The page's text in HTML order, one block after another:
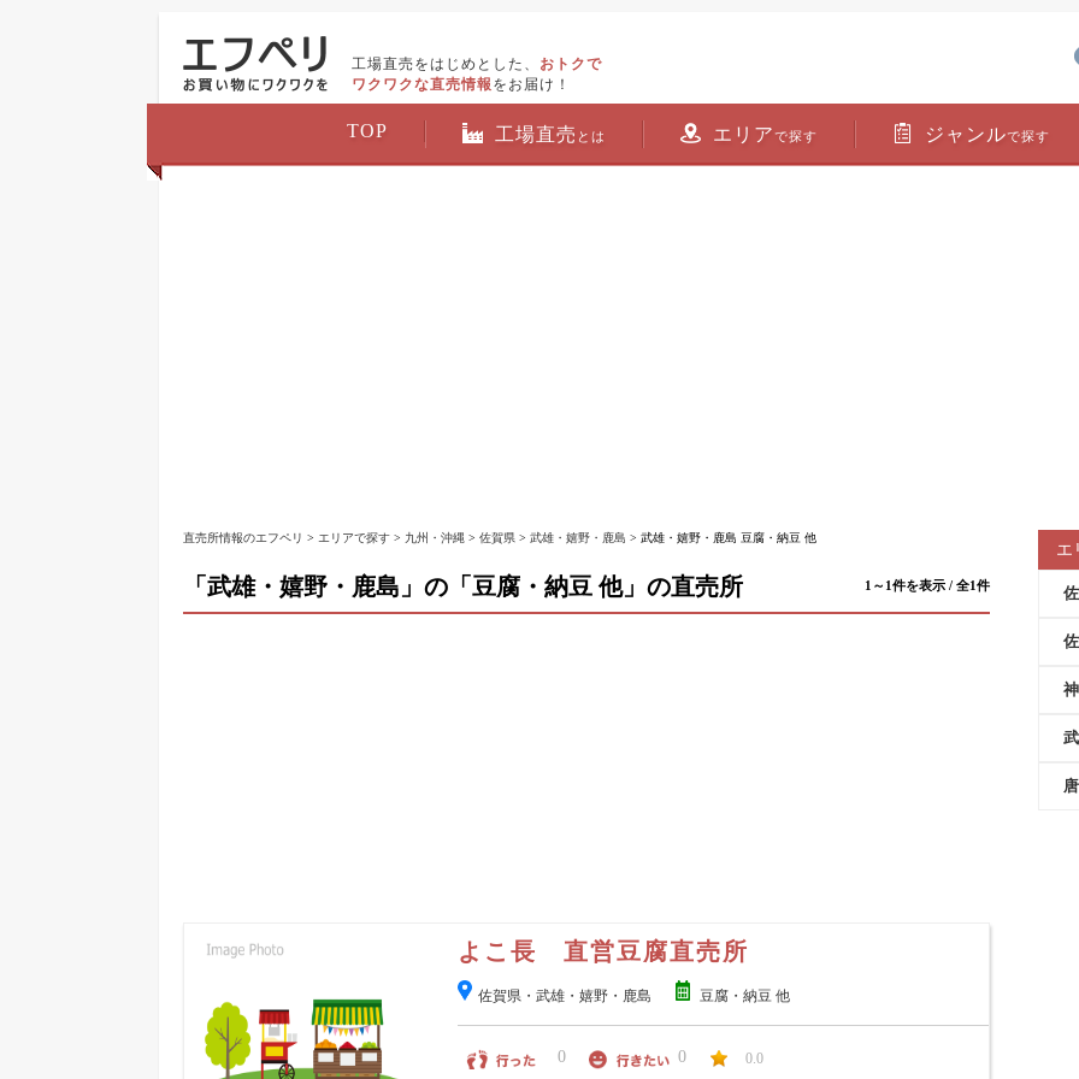
工場直売をはじめとした、 おトクで
ワクワクな直売情報 をお届け！
TOP 工場直売 とは エリアで探す ジャンルで探す
直売所情報のエフペリ > エリアで探す > 九州・沖縄 > 佐賀県 > 武雄・嬉野・鹿島 > 武雄・嬉野・鹿島 豆腐・納豆 他
「武雄・嬉野・鹿島」の「豆腐・納豆 他」の直売所 1～1件を表示 / 全1件
よこ長 直営豆腐直売所
佐賀県・武雄・嬉野・鹿島 豆腐・納豆 他
0 0 0.0
エ